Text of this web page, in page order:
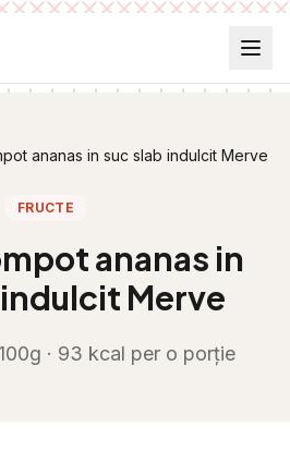
ananas in suc slab indulcit Merve
FRUCTE
ananas in
Merve
· 93 kcal per o porție